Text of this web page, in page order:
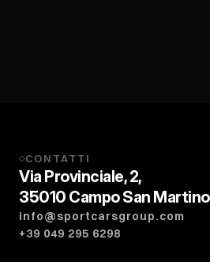
◇CONTATTI
Via Provinciale, 2,
35010 Campo San
info@sportcarsgroup.com
+39 049 295 6298